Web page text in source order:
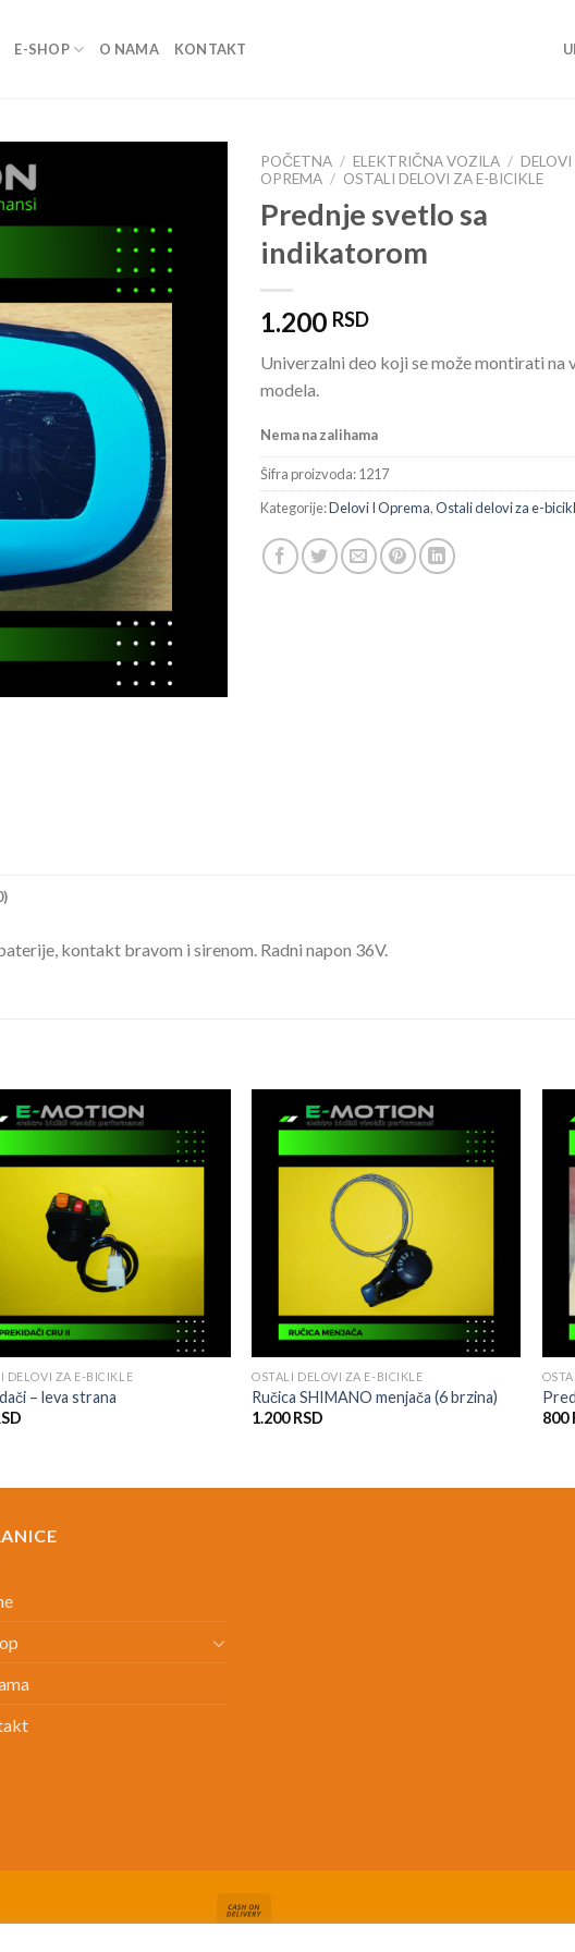
E-SHOP O NAMA KONTAKT
POČETNA / ELEKTRIČNA VOZILA / DELOVI
OPREMA / OSTALI DELOVI ZA E-BICIKLE
Prednje svetlo sa
indikatorom
1.200 RSD
Univerzalni deo koji se može montirati na
modela.
Nema na zalihama
Šifra proizvoda:1217
Kategorije:Delovi I Oprema,Ostali delovi za e-
kontakt bravom i sirenom. Radni napon 36V.
Dodati
na
DELOVI ZA E-BICIKLE
– leva strana
Dodati
na
OSTALI DELOVI ZA E-BICIKLE
Ručica SHIMANO menjača (6 brzina)
1.200RSD
800